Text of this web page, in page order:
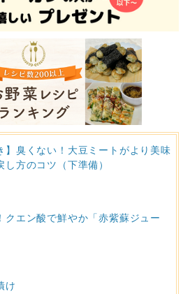
】臭くない！大豆ミートがより美味
し方のコツ（下準備）
クエン酸で鮮やか「赤紫蘇ジュー
け